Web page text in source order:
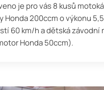
je pro vás 8 kusů
Honda 200ccm o výkonu 5,5
60 km/h a dětská závodní
Honda 50ccm).